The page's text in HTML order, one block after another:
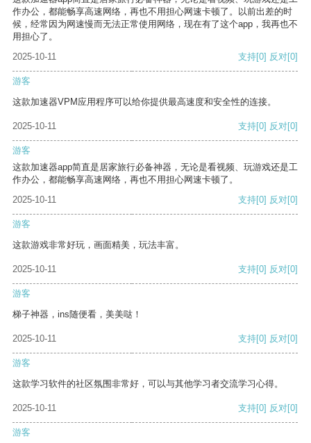
作办公，都能畅享高速网络，再也不用担心网速卡顿了。以前出差的时
候，经常因为网速慢而无法正常使用网络，现在有了这个app，我再也不
用担心了。
2025-10-11
支持[0] 反对[0]
游客
这款加速器VPM应用程序可以给你提供最高速度和安全性的连接。
2025-10-11 支持[0] 反对[0]
游客
这款加速器app简直是居家旅行必备神器，无论是看视频、玩游戏还是工
作办公，都能畅享高速网络，再也不用担心网速卡顿了。
2025-10-11
支持[0] 反对[0]
游客
这款游戏非常好玩，画面精美，玩法丰富。
2025-10-11 支持[0] 反对[0]
游客
梯子神器，ins随便看，美美哒！
2025-10-11 支持[0] 反对[0]
游客
这款学习软件的社区氛围非常好，可以与其他学习者交流学习心得。
2025-10-11 支持[0] 反对[0]
游客